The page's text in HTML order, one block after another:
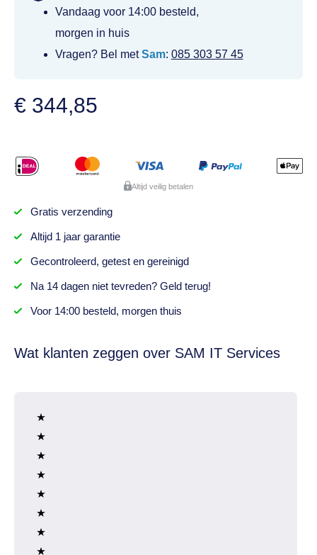
Vandaag voor 14:00 besteld,
morgen in huis
Vragen? Bel metSam: 085 303 57 45
€ 344,85
Altijd veilig betalen
Gratis verzending
Altijd 1 jaargarantie
Gecontroleerd, getesten gereinigd
Na 14 dagenniet tevreden? Geld terug!
Voor 14:00 besteld, morgen thuis
Wat klanten zeggen over SAM IT Services